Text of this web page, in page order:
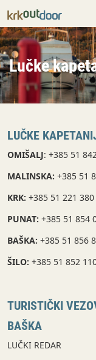
Lučke
LUČKE
OMIŠALJ: +385 51
MALINSKA: +385 51
KRK: +385 51 221 380
PUNAT: +385 51 854
BAŠKA: +385 51 856
ŠILO: +385 51 852
TURISTIČKI
BAŠKA
LUČKI REDAR